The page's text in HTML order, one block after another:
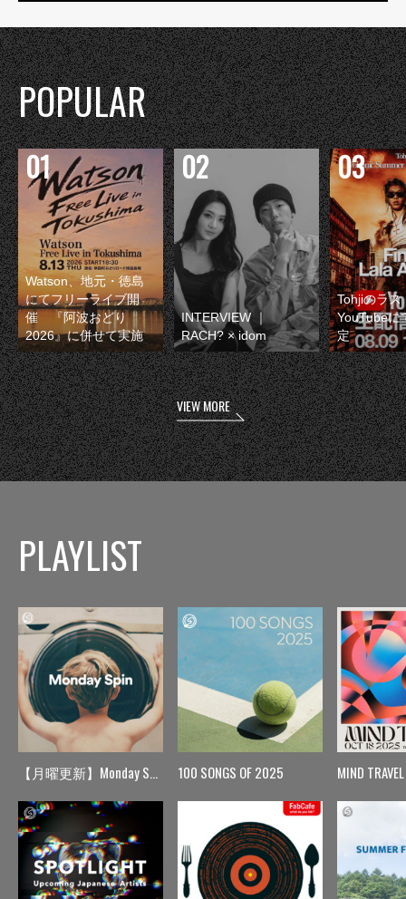
POPULAR
Watson、地元・徳島
にてフリーライブ開
催 『阿波おどり
2026』に併せて実施
INTERVIEW ｜
RACH? × idom
Tohjiのラス
YouTubeに
定
VIEW MORE
PLAYLIST
【月曜更新】Monday Spin 100 SONGS OF 2025 MIND TRAVEL